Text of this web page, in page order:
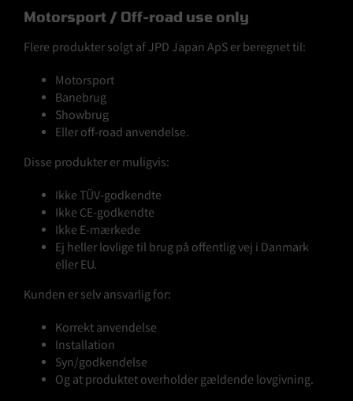
Motorsport / Off-road use only
Flere produkter solgt af JPD Japan ApS er beregnet til:
Motorsport
Banebrug
Showbrug
Eller off-road anvendelse.
Disse produkter er muligvis:
Ikke TÜV-godkendte
Ikke CE-godkendte
Ikke E-mærkede
Ej heller lovlige til brug på offentlig vej i Danmark
eller EU.
Kunden er selv ansvarlig for:
Korrekt anvendelse
Installation
Syn/godkendelse
Og at produktet overholder gældende lovgivning.